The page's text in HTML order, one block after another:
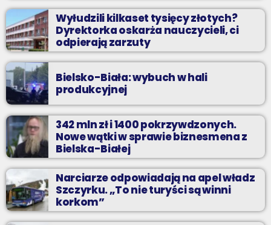
Wyłudzili kilkaset tysięcy złotych?
Dyrektorka oskarża nauczycieli, ci
odpierają zarzuty
Bielsko-Biała: wybuch w hali
produkcyjnej
342 mln zł i 1400 pokrzywdzonych.
Nowe wątki w sprawie biznesmena z
Bielska-Białej
Narciarze odpowiadają na apel władz
Szczyrku. „To nie turyści są winni
korkom”